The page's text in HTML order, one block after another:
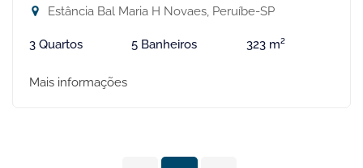
Estância Bal Maria H Novaes, Peruíbe-SP
3 Quartos 5 Banheiros 323 m²
Mais informações